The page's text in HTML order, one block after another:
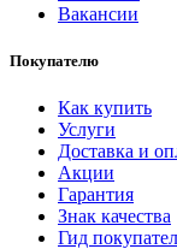
Вакансии
Покупателю
Как купить
Услуги
Доставка и
Акции
Гарантия
Знак качества
Гид